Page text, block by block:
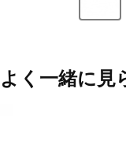
よく一緒に見